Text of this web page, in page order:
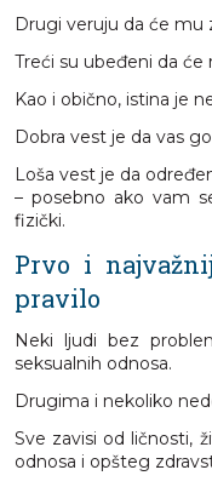
Drugi veruju da će mu
Treći su ubeđeni da će
Kao i obično, istina je
Dobra vest je da vas
Loša vest je da
– posebno ako vam
fizički.
Prvo i
pravilo
Neki ljudi bez
seksualnih odnosa.
Drugima i nekoliko
Sve zavisi od ličnosti,
odnosa i opšteg